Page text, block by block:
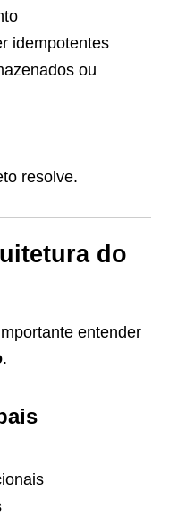
idempotentes
ou
resolve.
do
entender
.